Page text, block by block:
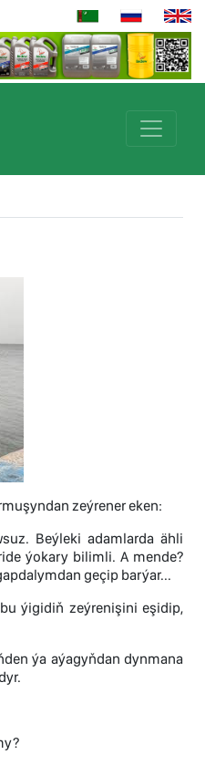
zeýrener eken:
Beýleki adamlarda ähli
ýokary bilimli. A mende?
geçip barýar...
ýigidiň zeýrenişini eşidip,
ýa aýagyňdan dynmana